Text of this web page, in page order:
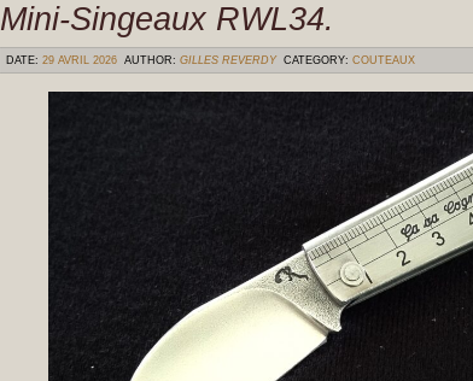
Mini-Singeaux RWL34.
DATE: 29 AVRIL 2026 AUTHOR: GILLES REVERDY CATEGORY: COUTEAUX